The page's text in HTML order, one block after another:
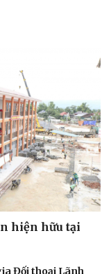
- Gia đình
hiện hữu tại
Đối thoại Lãnh